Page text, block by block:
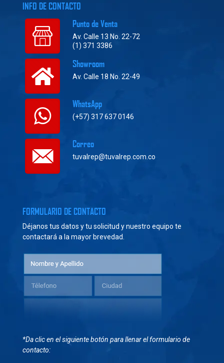
INFO DE CONTACTO
Punto de Venta
Av. Calle 13 No. 22-72
(1) 371 3386
Showroom
Av. Calle 18 No. 22-49
WhatsApp
(+57) 317 637 0146
Correo
tuvalrep@tuvalrep.com.co
FORMULARIO DE CONTACTO
Déjanos tus datos y tu solicitud y nuestro equipo te
contactará a la mayor brevedad.
*Da clic en el siguiente botón para llenar el formulario de
contacto: